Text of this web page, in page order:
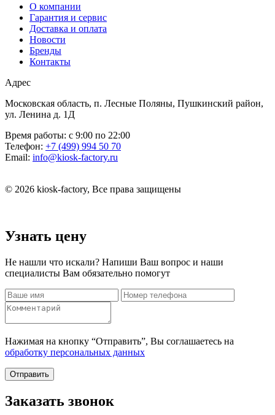
О компании
Гарантия и сервис
Доставка и оплата
Новости
Бренды
Контакты
Адрес
Московская область, п. Лесные Поляны, Пушкинский район,
ул. Ленина д. 1Д
Время работы: с 9:00 по 22:00
Телефон: +7 (499) 994 50 70
Email: info@kiosk-factory.ru
© 2026 kiosk-factory, Все права защищены
Узнать цену
Не нашли что искали? Напиши Ваш вопрос и наши
специалисты Вам обязательно помогут
Нажимая на кнопку “Отправить”, Вы соглашаетесь на
обработку персональных данных
Отправить
Заказать звонок